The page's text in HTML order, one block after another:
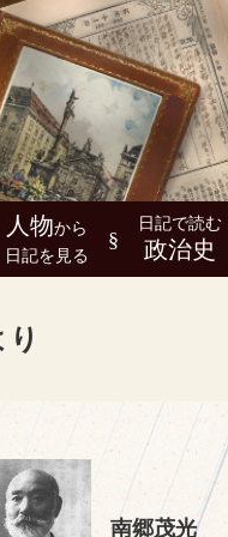
人物から
日記を見る
日記で読む
政治史
南郷茂光